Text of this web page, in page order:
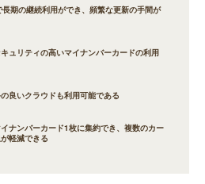
期の継続利用ができ、頻繁な更新の手間が
ュリティの高いマイナンバーカードの利用
良いクラウドも利用可能である
ナンバーカード1枚に集約でき、複数のカー
軽減できる